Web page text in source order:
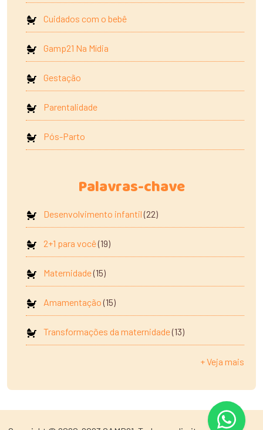
Cuidados com o bebê
Gamp21 Na Mídia
Gestação
Parentalidade
Pós-Parto
Palavras-chave
Desenvolvimento infantil(22)
2+1 para você(19)
Maternidade(15)
Amamentação(15)
Transformações da maternidade(13)
+ Veja mais